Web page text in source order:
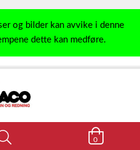
og bilder kan avvike i denne
dette kan medføre.
0